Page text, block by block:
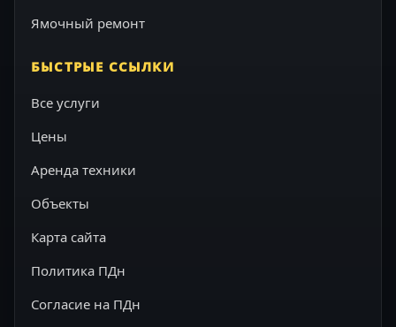
Ямочный ремонт
БЫСТРЫЕ ССЫЛКИ
Все услуги
Цены
Аренда техники
Объекты
Карта сайта
Политика ПДн
Согласие на ПДн